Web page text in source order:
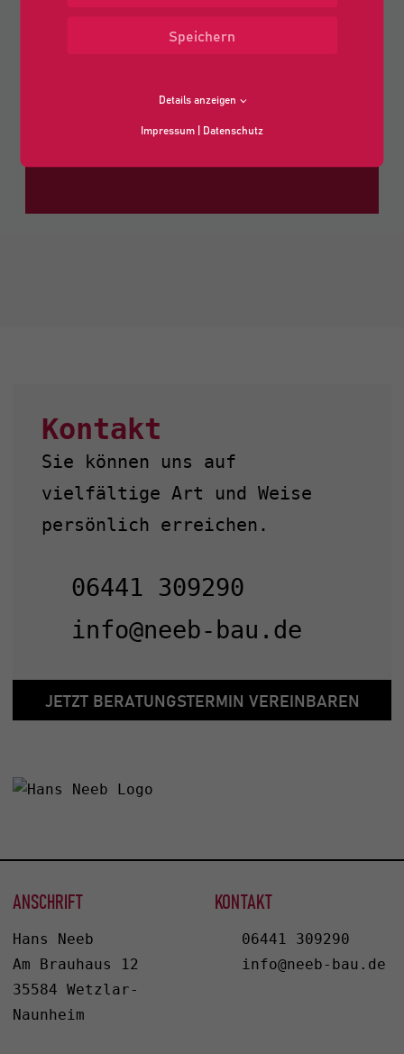
Elektrische Rollläden, neues
hochwertige Natursteinbeläge.
Kontakt
Sie können uns auf
vielfältige Art und Weise
persönlich erreichen.
06441 309290
info@neeb-bau.de
JETZT BERATUNGSTERMIN VEREINBAREN
ANSCHRIFT
Hans Neeb
Am Brauhaus 12
35584 Wetzlar-
Naunheim
KONTAKT
06441 309290
info@neeb-bau.de
Speichern
Details anzeigen
Impressum | Datenschutz